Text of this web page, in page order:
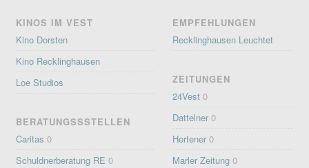
KINOS IM VEST
Kino Dorsten
Kino Recklinghausen
Loe Studios
BERATUNGSSSTELLEN
Caritas 0
Schuldnerberatung RE 0
EMPFEHLUNGEN
Recklinghausen Leuchtet
ZEITUNGEN
24Vest 0
Dattelner 0
Hertener 0
Marler Zeitung 0